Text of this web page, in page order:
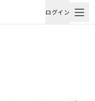
ログイン